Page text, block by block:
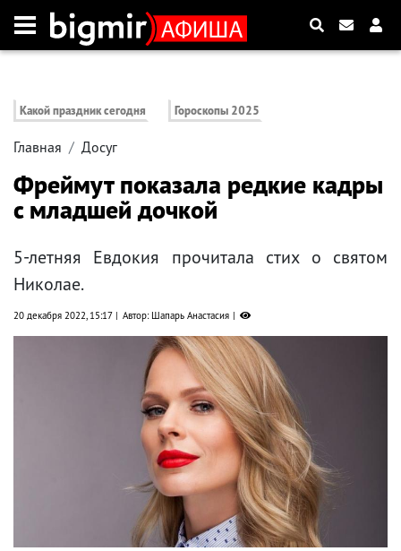
Какой праздник сегодня Гороскопы 2025
Главная Досуг
Фреймут показала редкие кадры
с младшей дочкой
5-летняя Евдокия прочитала стих о святом
Николае.
20 декабря 2022, 15:17 Автор: Шапарь Анастасия